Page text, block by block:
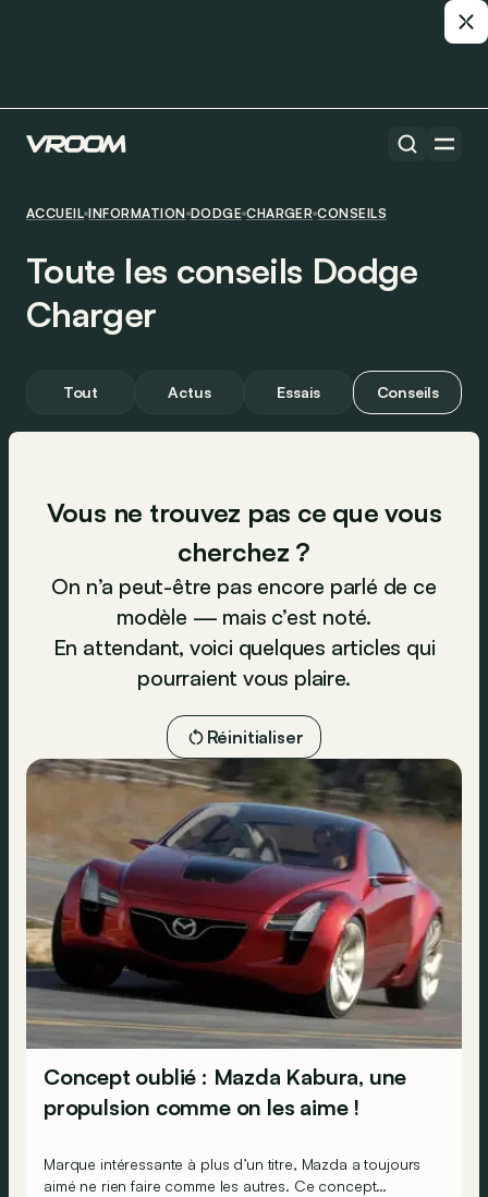
ACCUEIL INFORMATION DODGE CHARGER CONSEILS
Toute les conseils Dodge
Charger
Tout Actus Essais Conseils
Vous ne trouvez pas ce que vous
cherchez ?
On n’a peut-être pas encore parlé de ce
modèle — mais c’est noté.
En attendant, voici quelques articles qui
pourraient vous plaire.
Réinitialiser
Concept oublié : Mazda Kabura, une
propulsion comme on les aime !
Marque intéressante à plus d’un titre, Mazda a toujours
aimé ne rien faire comme les autres. Ce concept